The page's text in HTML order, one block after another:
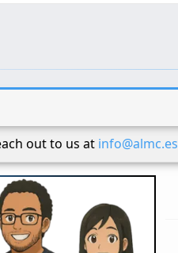
out to us at info@almc.es